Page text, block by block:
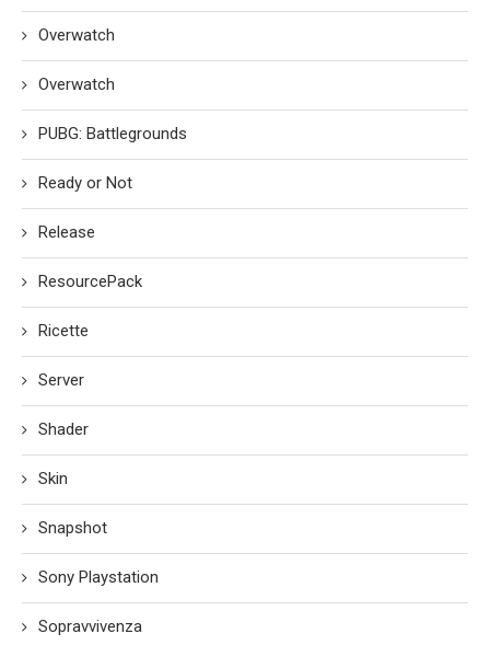
Overwatch
Overwatch
PUBG: Battlegrounds
Ready or Not
Release
ResourcePack
Ricette
Server
Shader
Skin
Snapshot
Sony Playstation
Sopravvivenza